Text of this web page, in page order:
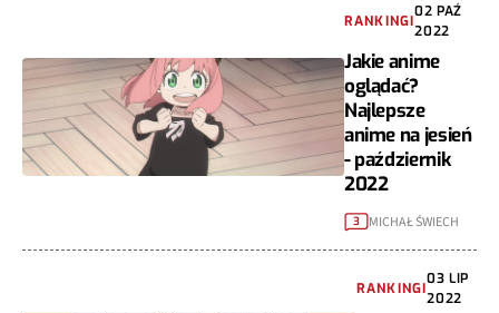
RANKINGI
02 PAŹ
2022
Jakie anime
oglądać?
Najlepsze
anime na jesień
- październik
2022
3 MICHAŁ ŚWIECH
RANKINGI
03 LIP
2022